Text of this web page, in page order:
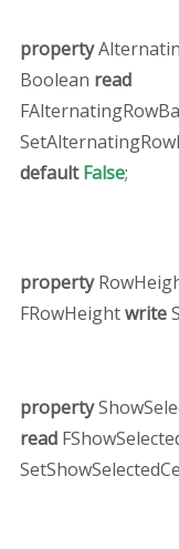
property
Boolean read
defaultFalse;
property
FRowHeightwrite
property
read